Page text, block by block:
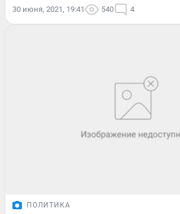
30 июня, 2021, 19:41 540 4
ПОЛИТИКА